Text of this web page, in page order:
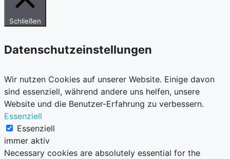
Schließen
Datenschutzeinstellungen
Wir nutzen Cookies auf unserer Website. Einige davon
sind essenziell, während andere uns helfen, unsere
Website und die Benutzer-Erfahrung zu verbessern.
Essenziell
Essenziell
immer aktiv
Necessary cookies are absolutely essential for the